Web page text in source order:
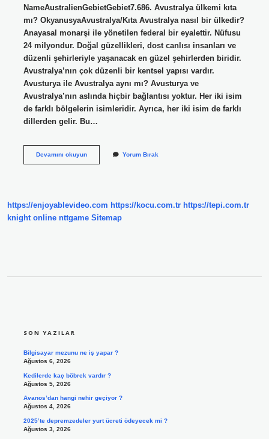
NameAustralienGebietGebiet7.686. Avustralya ülkemi kıta
mı? OkyanusyaAvustralya/Kıta Avustralya nasıl bir ülkedir?
Anayasal monarşi ile yönetilen federal bir eyalettir. Nüfusu
24 milyondur. Doğal güzellikleri, dost canlısı insanları ve
düzenli şehirleriyle yaşanacak en güzel şehirlerden biridir.
Avustralya’nın çok düzenli bir kentsel yapısı vardır.
Avusturya ile Avustralya aynı mı? Avusturya ve
Avustralya’nın aslında hiçbir bağlantısı yoktur. Her iki isim
de farklı bölgelerin isimleridir. Ayrıca, her iki isim de farklı
dillerden gelir. Bu…
Devamını okuyunAvustralya
Yorum Bırak
https://enjoyablevideo.com https://kocu.com.tr https://tepi.com.tr
knight online nttgame Sitemap
SON YAZILAR
Bilgisayar mezunu ne iş yapar ?
Ağustos 6, 2026
Kedilerde kaç böbrek vardır ?
Ağustos 5, 2026
Avanos’dan hangi nehir geçiyor ?
Ağustos 4, 2026
2025’te depremzedeler yurt ücreti ödeyecek mi ?
Ağustos 3, 2026